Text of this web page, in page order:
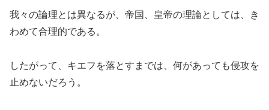
我々の論理とは異なるが、帝国、皇帝の理論としては、き
わめて合理的である。
したがって、キエフを落とすまでは、何があっても侵攻を
止めないだろう。